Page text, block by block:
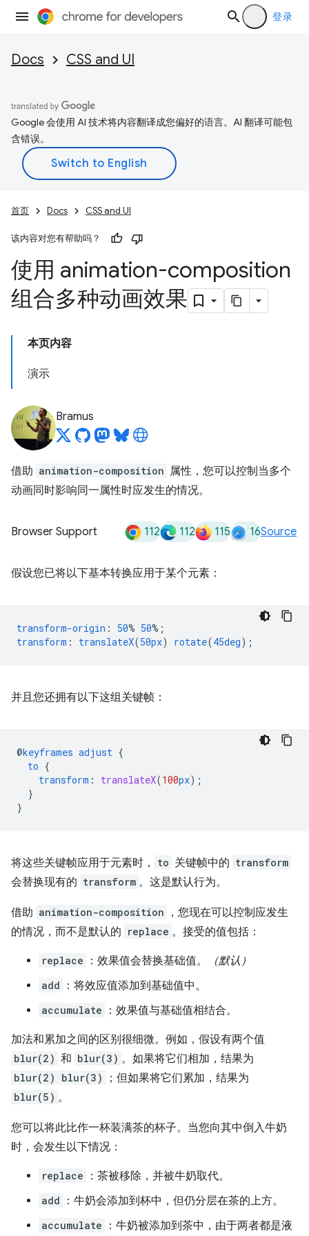
登录
Docs CSS and UI
Google 会使用 AI 技术将内容翻译成您偏好的语言。AI 翻译可能包
含错误。
首页 Docs CSS and UI
该内容对您有帮助吗？
使用 animation-composition
组合多种动画效果
本页内容
演示
Bramus
借助 animation-composition 属性，您可以控制当多个
动画同时影响同一属性时应发生的情况。
Browser Support 112 112 115 16Source
假设您已将以下基本转换应用于某个元素：
transform-origin : 50% 50%;
transform : translateX(50px) rotate(45deg);
并且您还拥有以下这组关键帧：
@keyframes adjust {
to {
transform : translateX(100px);
}
}
将这些关键帧应用于元素时， to 关键帧中的 transform
会替换现有的 transform 。这是默认行为。
借助 animation-composition
，您现在可以控制应发生
的情况，而不是默认的 replace 。接受的值包括：
replace ：效果值会替换基础值。 （默认）
add ：将效应值添加到基础值中。
accumulate ：效果值与基础值相结合。
加法和累加之间的区别很细微。例如，假设有两个值
blur(2) 和 blur(3) 。如果将它们相加，结果为
blur(2) blur(3) ；但如果将它们累加，结果为
blur(5) 。
您可以将此比作一杯装满茶的杯子。当您向其中倒入牛奶
时，会发生以下情况：
replace ：茶被移除，并被牛奶取代。
add ：牛奶会添加到杯中，但仍分层在茶的上方。
accumulate
：牛奶被添加到茶中，由于两者都是液